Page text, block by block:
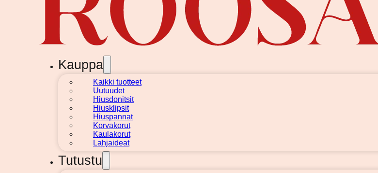
Kauppa
Kaikki tuotteet
Uutuudet
Hiusdonitsit
Hiusklipsit
Hiuspannat
Korvakorut
Kaulakorut
Lahjaideat
Tutustu